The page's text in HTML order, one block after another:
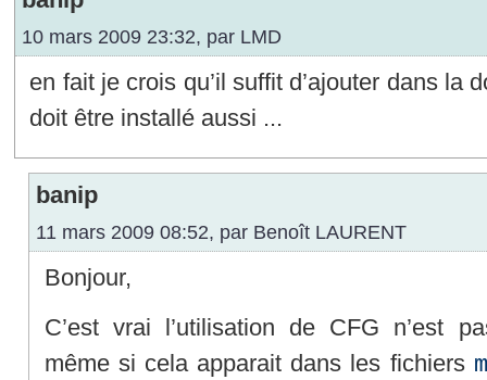
10 mars 2009 23:32, par LMD
en fait je crois qu’il suffit d’ajouter dans la
doit être installé aussi ...
banip
11 mars 2009 08:52, par Benoît LAURENT
Bonjour,
C’est vrai l’utilisation de CFG n’est
même si cela apparait dans les fichiers